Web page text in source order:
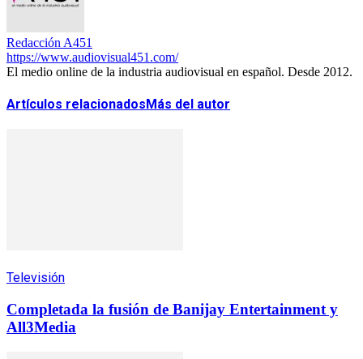
Redacción A451
https://www.audiovisual451.com/
El medio online de la industria audiovisual en español. Desde 2012.
Artículos relacionadosMás del autor
Televisión
Completada la fusión de Banijay Entertainment y
All3Media